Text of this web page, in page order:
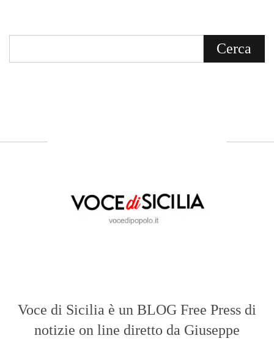
Voce di Sicilia è un BLOG Free Press di
notizie on line diretto da Giuseppe